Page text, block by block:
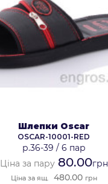
Шлепки Oscar
OSCAR-10001-RED
р.36-39 / 6 пар
Ціна за пару80.00грн
Ціна за ящ. 480.00 грн